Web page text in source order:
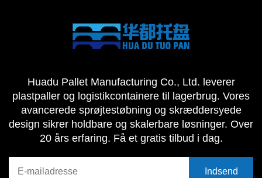
Huadu Pallet Manufacturing Co., Ltd. leverer
plastpaller og logistikcontainere til lagerbrug. Vores
avancerede sprøjtestøbning og skræddersyede
design sikrer holdbare og skalerbare løsninger. Over
20 års erfaring. Få et gratis tilbud i dag.